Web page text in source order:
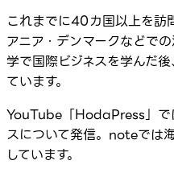
これまでに40カ国以上を訪
アニア・デンマークなどで
学で国際ビジネスを学んだ
ています。
YouTube「HodaPress」で
スについて発信。noteでは
しています。